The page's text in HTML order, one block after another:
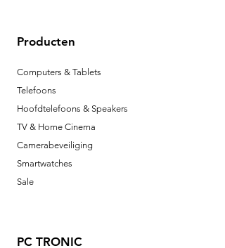
Producten
Computers & Tablets
Telefoons
Hoofdtelefoons & Speakers
TV & Home Cinema
Camerabeveiliging
Smartwatches
Sale
PC TRONIC